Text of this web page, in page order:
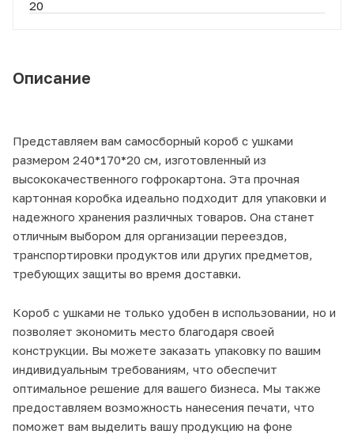
20
Описание
Представляем вам самосборный короб с ушками
размером 240*170*20 см, изготовленный из
высококачественного гофрокартона. Эта прочная
картонная коробка идеально подходит для упаковки и
надежного хранения различных товаров. Она станет
отличным выбором для организации переездов,
транспортировки продуктов или других предметов,
требующих защиты во время доставки.
Короб с ушками не только удобен в использовании, но и
позволяет экономить место благодаря своей
конструкции. Вы можете заказать упаковку по вашим
индивидуальным требованиям, что обеспечит
оптимальное решение для вашего бизнеса. Мы также
предоставляем возможность нанесения печати, что
поможет вам выделить вашу продукцию на фоне